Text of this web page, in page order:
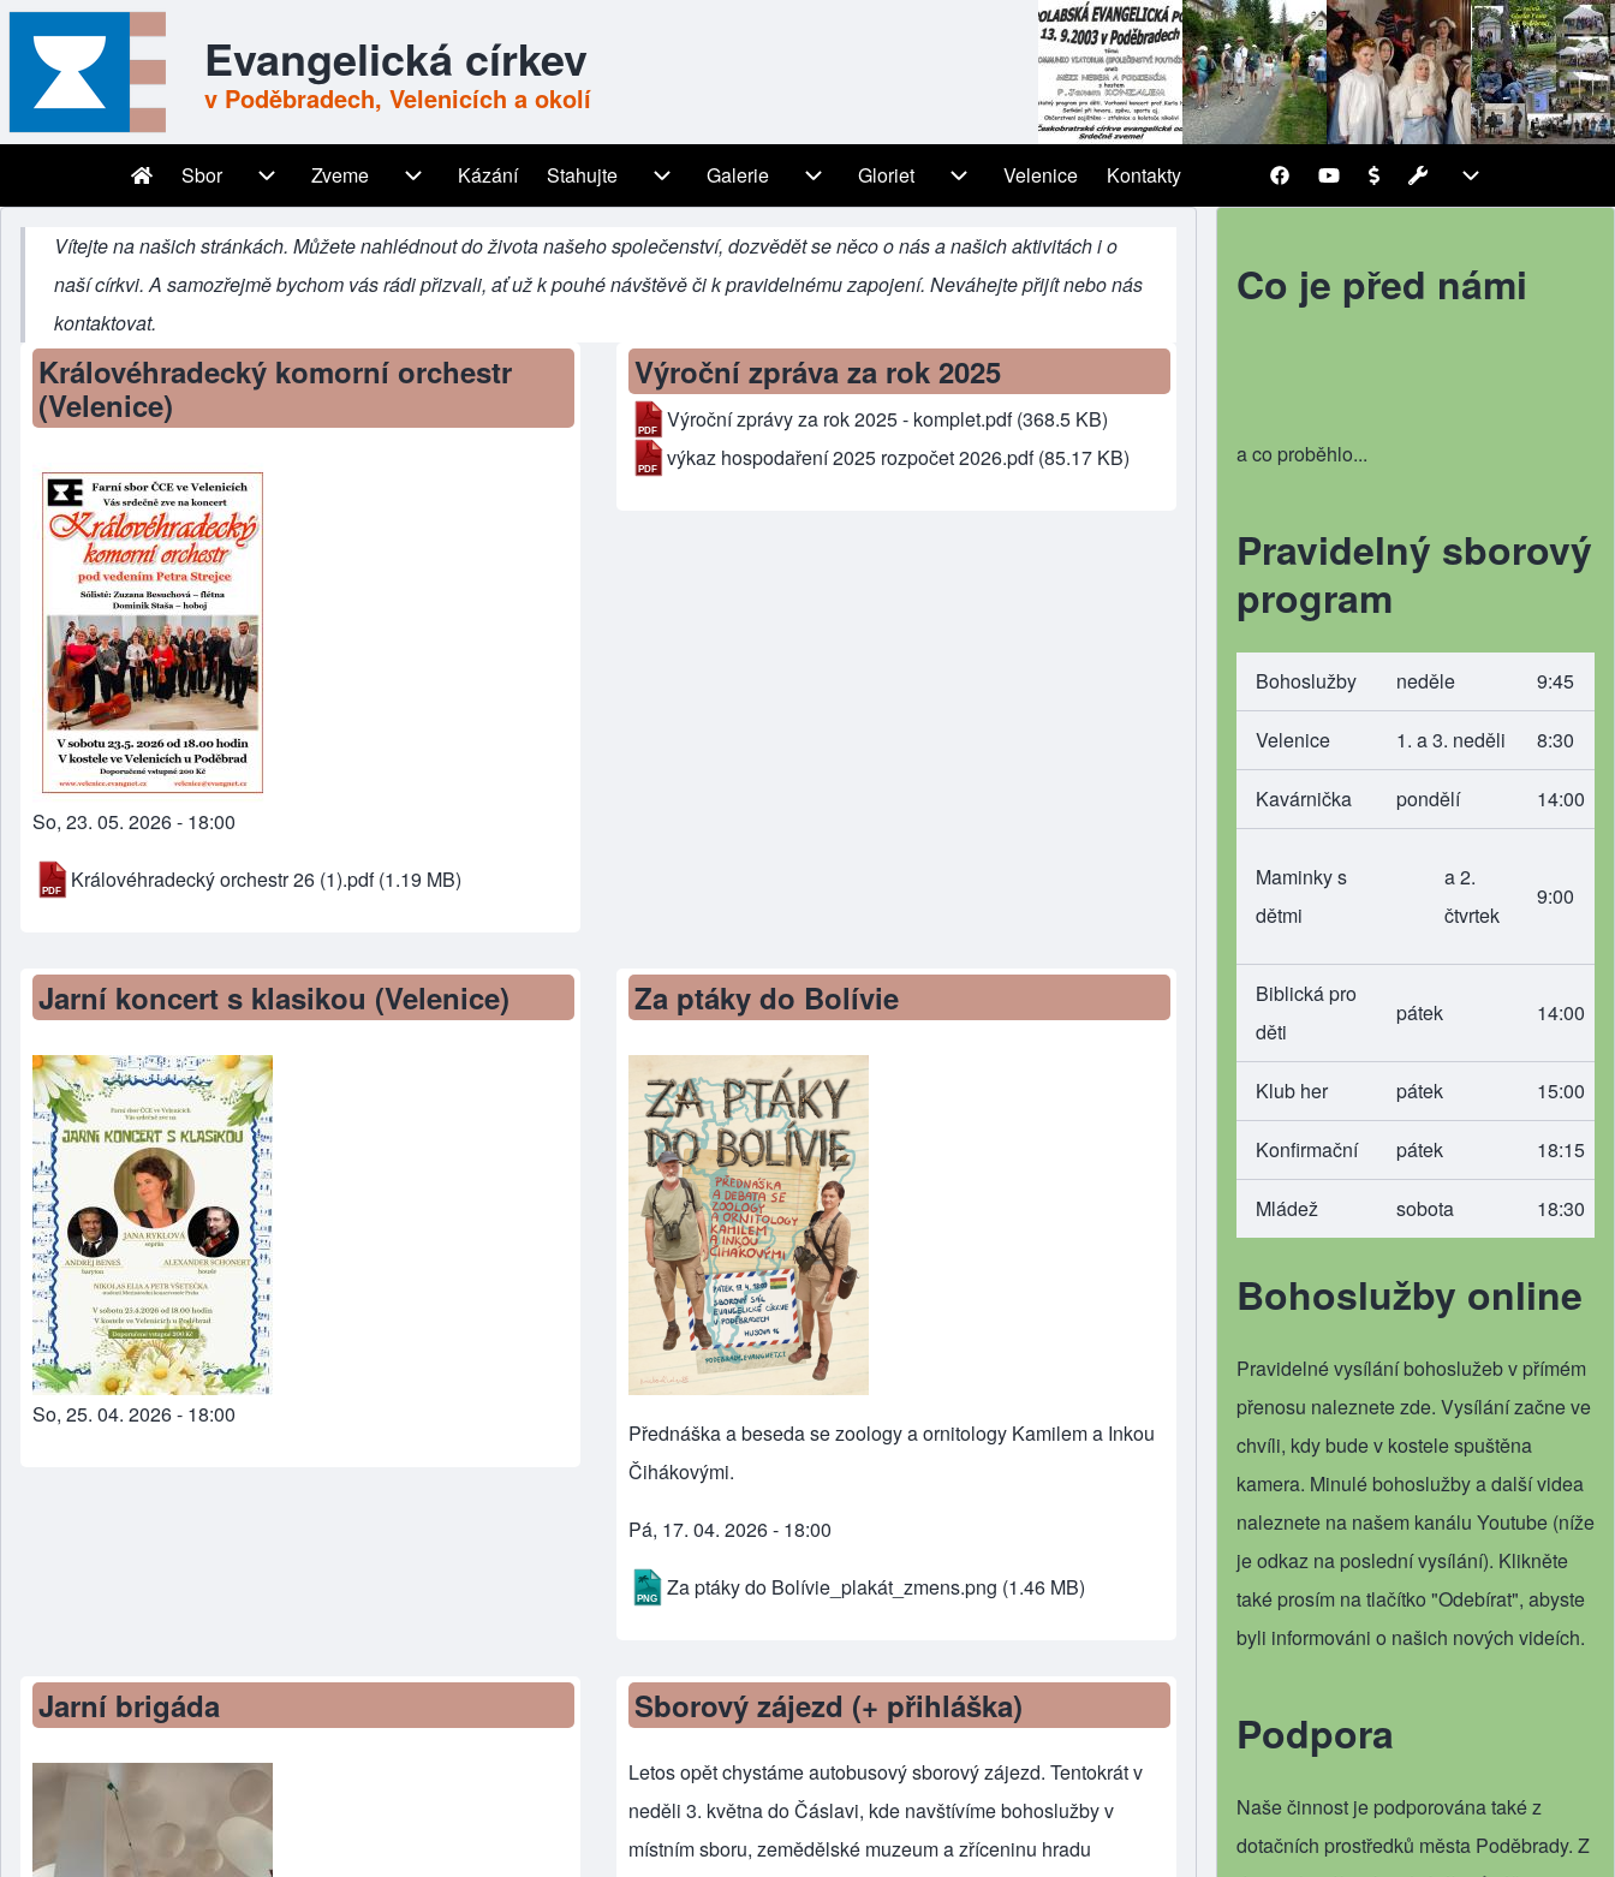
Skip to header
Skip to main navigation
Přejít k hlavnímu obsahu
Skip to footer
Evangelická církev
v Poděbradech, Velenicích a okolí
Main navigation
Sbor Zveme
Zveme sub-navigation
Kázání Stahujte Galerie Gloriet Velenice Kontakty (opens in new tab) Pracovní
Pracovní
sub-navigation
Vítejte na našich stránkách. Můžete nahlédnout do života našeho společenství, dozvědět se něco o nás a našich aktivitách i o
naší církvi. A samozřejmě bychom vás rádi přizvali, ať už k pouhé návštěvě či k pravidelnému zapojení. Neváhejte přijít nebo nás
kontaktovat.
Královéhradecký komorní orchestr
(Velenice)
So, 23. 05. 2026 - 18:00
Královéhradecký orchestr 26 (1).pdf (1.19 MB)
Výroční zpráva za rok 2025
Výroční zprávy za rok 2025 - komplet.pdf (368.5 KB)
výkaz hospodaření 2025 rozpočet 2026.pdf (85.17 KB)
Jarní koncert s klasikou (Velenice)
So, 25. 04. 2026 - 18:00
Za ptáky do Bolívie
Přednáška a beseda se zoology a ornitology Kamilem a Inkou
Čihákovými.
Pá, 17. 04. 2026 - 18:00
Za ptáky do Bolívie_plakát_zmens.png (1.46 MB)
Jarní brigáda Sborový zájezd (+ přihláška)
Letos opět chystáme autobusový sborový zájezd. Tentokrát v
neděli 3. května do Čáslavi, kde navštívíme bohoslužby v
místním sboru, zemědělské muzeum a zříceninu hradu
Co je před námi
a co proběhlo...
Pravidelný sborový
program
Bohoslužby neděle 9:45
Velenice 1. a 3. neděli 8:30
Kavárnička pondělí 14:00
Maminky s
dětmi
a 2.
čtvrtek
9:00
Biblická pro
děti
pátek 14:00
Klub her pátek 15:00
Konfirmační pátek 18:15
Mládež sobota 18:30
Bohoslužby online
Pravidelné vysílání bohoslužeb v přímém
přenosu naleznete zde. Vysílání začne ve
chvíli, kdy bude v kostele spuštěna
kamera. Minulé bohoslužby a další videa
naleznete na našem kanálu Youtube (níže
je odkaz na poslední vysílání). Klikněte
také prosím na tlačítko "Odebírat", abyste
byli informováni o našich nových videích.
Podpora
Naše činnost je podporována také z
dotačních prostředků města Poděbrady. Z